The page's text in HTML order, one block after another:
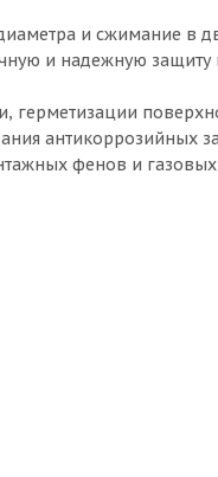
и сжимание в
и надежную
антикоррозийных
фенов и газовых